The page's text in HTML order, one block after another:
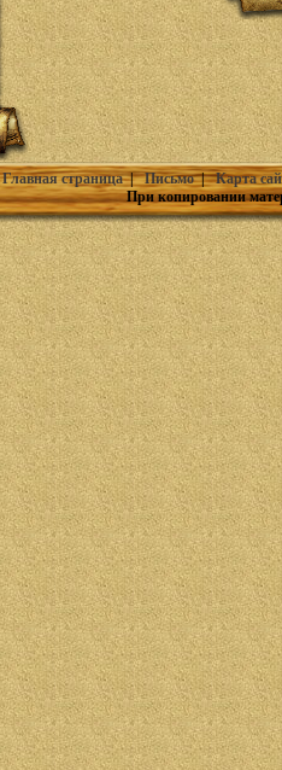
Главная страница|Письмо|Карта
При копировании